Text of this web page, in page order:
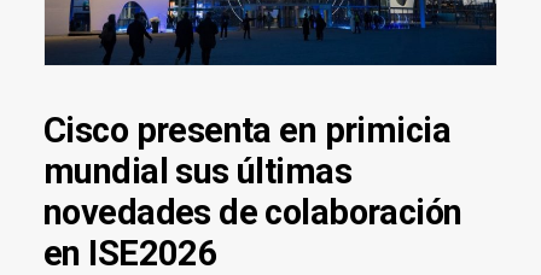
Cisco presenta en primicia
mundial sus últimas
novedades de colaboración
en ISE2026